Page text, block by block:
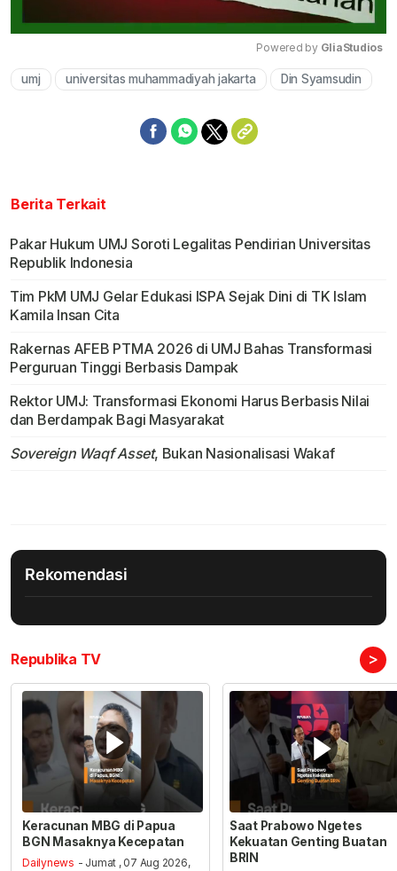
Mute
Powered by GliaStudios
umj universitas muhammadiyah jakarta Din Syamsudin
Berita Terkait
Pakar Hukum UMJ Soroti Legalitas Pendirian Universitas
Republik Indonesia
Tim PkM UMJ Gelar Edukasi ISPA Sejak Dini di TK Islam
Kamila Insan Cita
Rakernas AFEB PTMA 2026 di UMJ Bahas Transformasi
Perguruan Tinggi Berbasis Dampak
Rektor UMJ: Transformasi Ekonomi Harus Berbasis Nilai
dan Berdampak Bagi Masyarakat
Sovereign Waqf Asset, Bukan Nasionalisasi Wakaf
Rekomendasi
Republika TV >
Keracunan MBG di Papua
BGN Masaknya Kecepatan
Dailynews - Jumat , 07 Aug 2026,
Saat Prabowo Ngetes
Kekuatan Genting Buatan
BRIN